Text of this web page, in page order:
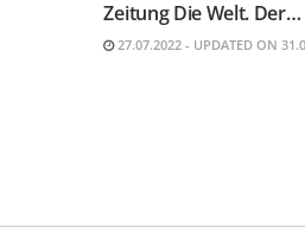
Zeitung Die Welt. Der…
27.07.2022 - UPDATED ON